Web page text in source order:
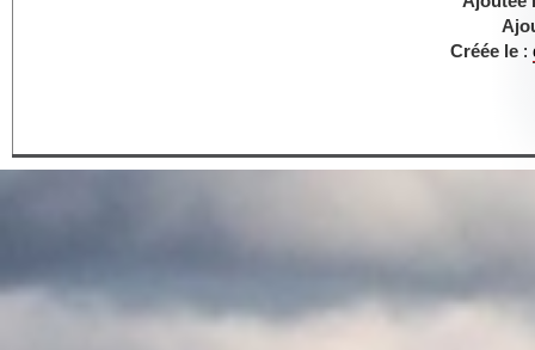
Créée le: